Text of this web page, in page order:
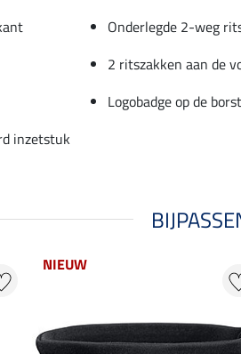
Onderlegde 2-weg
2 ritszakken aan de
Logobadge op de borst
inzetstuk
NIEUW